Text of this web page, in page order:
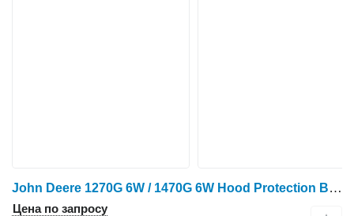
John Deere 1270G 6W / 1470G 6W Hood Protection Bars
Цена по запросу